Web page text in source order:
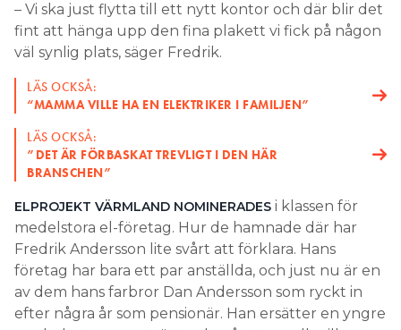
– Vi ska just flytta till ett nytt kontor och där blir det
fint att hänga upp den fina plakett vi fick på någon
väl synlig plats, säger Fredrik.
LÄS OCKSÅ:
“MAMMA VILLE HA EN ELEKTRIKER I FAMILJEN”
LÄS OCKSÅ:
”DET ÄR FÖRBASKAT TREVLIGT I DEN HÄR
BRANSCHEN”
ELPROJEKT VÄRMLAND NOMINERADES i klassen för
medelstora el-företag. Hur de hamnade där har
Fredrik Andersson lite svårt att förklara. Hans
företag har bara ett par anställda, och just nu är en
av dem hans farbror Dan Andersson som ryckt in
efter några år som pensionär. Han ersätter en yngre